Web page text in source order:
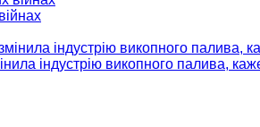
індустрію викопного палива,